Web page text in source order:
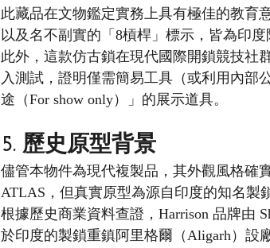
此藏品在文物鑑定實務上具有極佳的教育
以及名不副實的「8槓桿」標示，皆為印
此外，這款仿古鎖在現代國際開鎖競技社
入測試，證明僅需簡易工具（或利用內部
途（For show only）」的展示道具。
5. 歷史原型背景
儘管本物件為現代複製品，其外觀風格確
ATLAS，但真實原型為源自印度的知名製
根據歷史商業資料查證，Harrison 品牌由
於印度的製鎖重鎮阿里格爾（Aligarh）設